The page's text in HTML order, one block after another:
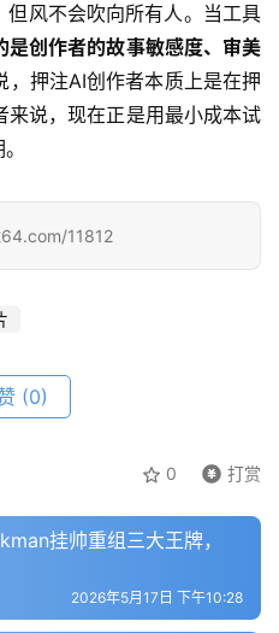
但风不会吹向所有人。当工具
是创作者的故事敏感度、审美
，押注AI创作者本质上是在押
说，现在正是用最小成本试
11812
(0)
0 打赏
挂帅重组三大王牌，
2026年5月17日 下午10:28